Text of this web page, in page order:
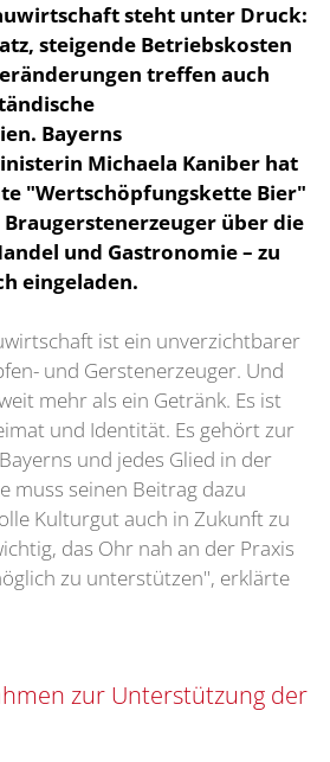
steht unter Druck:
steigende Betriebskosten
treffen auch
Bayerns
Michaela Kaniber hat
"Wertschöpfungskette Bier"
über die
und Gastronomie – zu
eingeladen.
ist ein unverzichtbarer
und Gerstenerzeuger. Und
mehr als ein Getränk. Es ist
und Identität. Es gehört zur
und jedes Glied in der
muss seinen Beitrag dazu
Kulturgut auch in Zukunft zu
das Ohr nah an der Praxis
zu unterstützen", erklärte
zur Unterstützung der